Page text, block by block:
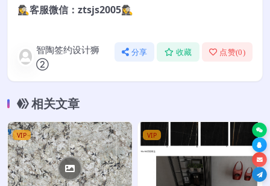
🕵️‍♀️客服微信：ztsjs2005🕵️‍♀️
智陶签约设计狮
②
分享 收藏 点赞(0)
相关文章
VIP VIP